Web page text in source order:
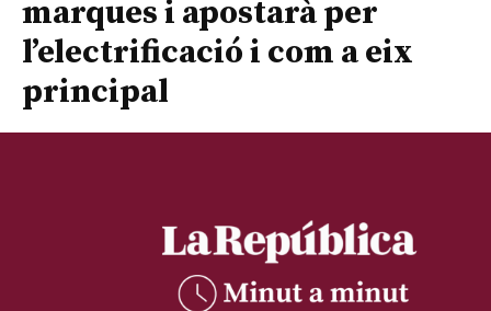
marques i apostarà per
l’electrificació i com a eix
principal